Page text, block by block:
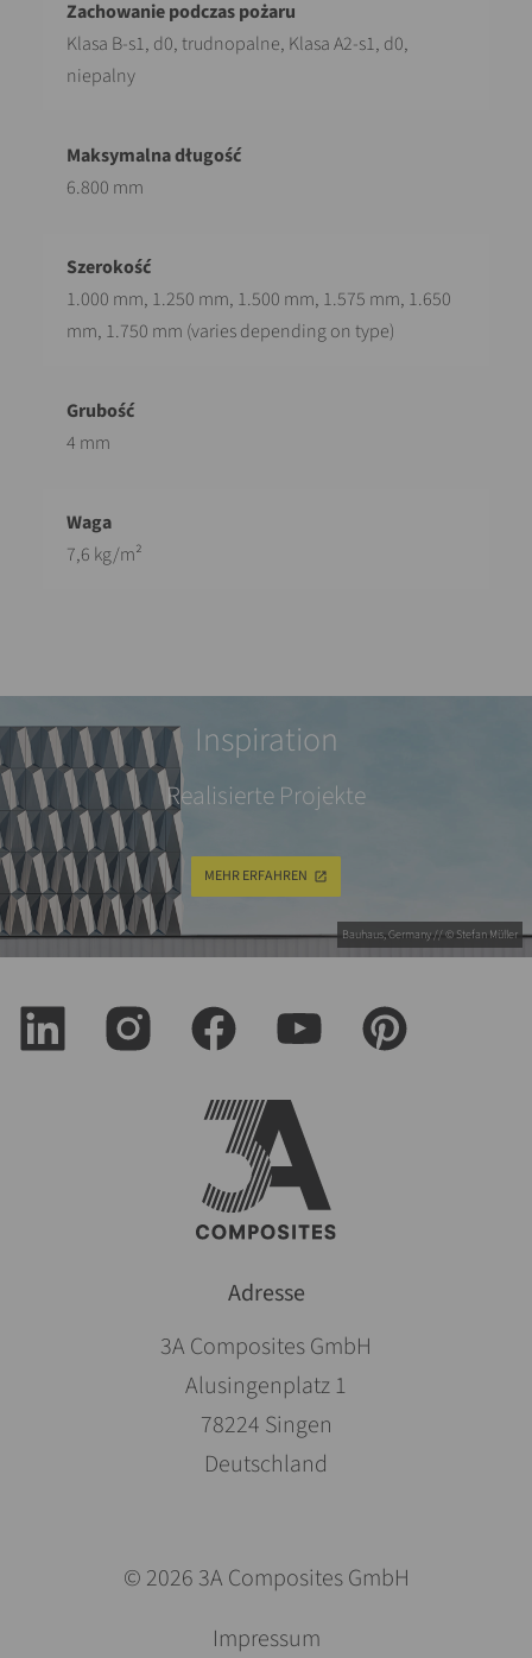
Klasa B-s1, d0, trudnopalne, Klasa A2-s1, d0,
niepalny
6.800 mm
1.000 mm, 1.250 mm, 1.500 mm, 1.575 mm, 1.650
mm, 1.750 mm (varies depending on type)
4 mm
7,6 kg/m²
Bauhaus, Germany // © Stefan Müller
Inspiration
Realisierte Projekte
MEHR ERFAHREN
Adresse
3A Composites GmbH
Alusingenplatz 1
78224 Singen
Deutschland
© 2026 3A Composites GmbH
Impressum